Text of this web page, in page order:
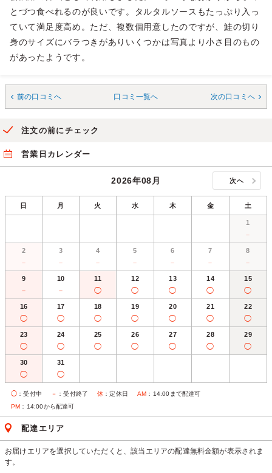
とづつ食べれるのが良いです。タルタルソースもたっぷり入っ
ていて満足度高め。ただ、複数個用意したのですが、鮭の切り
身のサイズにバラつきがありいくつかは写真より小さ目のもの
があったようです。
前の口コミへ 口コミ一覧へ 次の口コミへ
注文の前にチェック
営業日カレンダー
2026年08月 次へ
日 月 火 水 木 金 土
1
－
2
－
3
－
4
－
5
－
6
－
7
－
8
－
9
－
10
－
11
◯
12
◯
13
◯
14
◯
15
◯
16
◯
17
◯
18
◯
19
◯
20
◯
21
◯
22
◯
23
◯
24
◯
25
◯
26
◯
27
◯
28
◯
29
◯
30
◯
31
◯
◯ ：受付中 － ：受付終了 休 ：定休日 AM ：14:00まで配達可
PM ：14:00から配達可
配達エリア
お届けエリアを選択していただくと、該当エリアの配達無料金額が表示されま
す。